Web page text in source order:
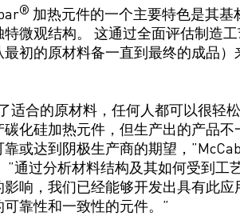
® 加热元件的一个主要特色是其基
特微观结构。 这通过全面评估制造
最初的原材料备一直到最终的成品）
适合的原材料 ，任何人都可以很轻
碳化硅加热元件 ， 但生产出的产品不
靠或达到阴极生产商的期望 ，”
”通过分析材料结构及其如何受到工
影响，我们已经能够开发出具有此应
可靠性和一致性的元件。 ”